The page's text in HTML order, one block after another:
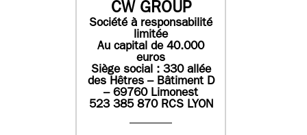
CW GROUP
Société à responsabilité
limitée
Au capital de 40.000
euros
Siège social : 330 allée
des Hêtres – Bâtiment D
– 69760 Limonest
523 385 870 RCS LYON